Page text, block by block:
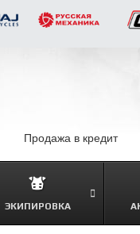
Продажа в кредит–
ЭКИПИРОВКА